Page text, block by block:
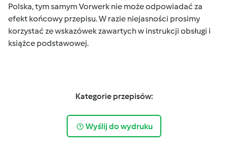
Polska, tym samym Vorwerk nie może odpowiadać za
efekt końcowy przepisu. W razie niejasności prosimy
korzystać ze wskazówek zawartych w instrukcji obsługi i
książce podstawowej.
Kategorie przepisów:
Wyślij do wydruku